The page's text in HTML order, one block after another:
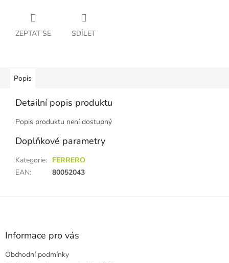
ZEPTAT SE SDÍLET
Popis
Detailní popis produktu
Popis produktu není dostupný
Doplňkové parametry
Kategorie: FERRERO
EAN: 80052043
Z
Informace pro vás
Obchodní podmínky